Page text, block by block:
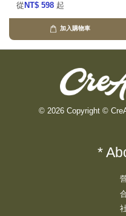
從 NT$ 598 起
加入購物車
© 2026 Copyright ©
*